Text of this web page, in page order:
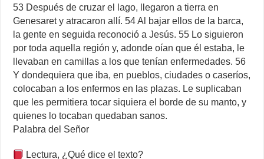
53 Después de cruzar el lago, llegaron a tierra en
Genesaret y atracaron allí. 54 Al bajar ellos de la barca,
la gente en seguida reconoció a Jesús. 55 Lo siguieron
por toda aquella región y, adonde oían que él estaba, le
llevaban en camillas a los que tenían enfermedades. 56
Y dondequiera que iba, en pueblos, ciudades o caseríos,
colocaban a los enfermos en las plazas. Le suplicaban
que les permitiera tocar siquiera el borde de su manto, y
quienes lo tocaban quedaban sanos.
Palabra del Señor
Lectura, ¿Qué dice el texto?